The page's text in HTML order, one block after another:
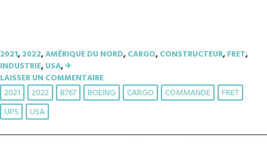
2021,2022,AMÉRIQUE DU NORD,CARGO,CONSTRUCTEUR,FRET,
INDUSTRIE,USA,✈︎
LAISSER UN COMMENTAIRE
2021 2022 B767 BOEING CARGO COMMANDE
FRET
UPS
USA